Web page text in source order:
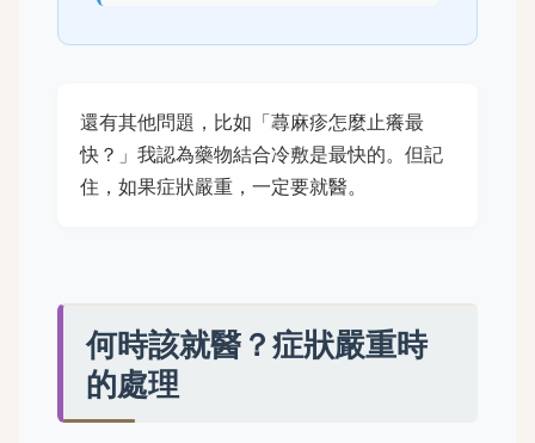
還有其他問題，比如「蕁麻疹怎麼止癢最
快？」我認為藥物結合冷敷是最快的。但記
住，如果症狀嚴重，一定要就醫。
何時該就醫？症狀嚴重時
的處理